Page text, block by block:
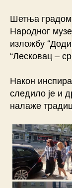
Шетња
Народног
изложбу
“Лесковац –
Након
следило је и
налаже